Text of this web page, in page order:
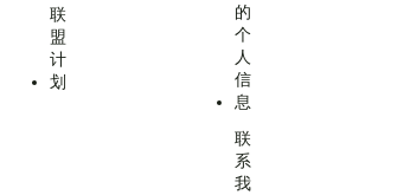
联
盟
计
划
的
个
人
信
息
联
系
我